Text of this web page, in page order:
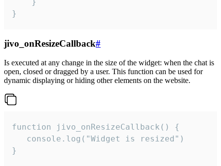
}
jivo_onResizeCallback#
Is executed at any change in the size of the widget: when the chat is
open, closed or dragged by a user. This function can be used for
dynamic displaying or hiding other elements on the website.
function jivo_onResizeCallback() {
   console.log("Widget is resized")
}